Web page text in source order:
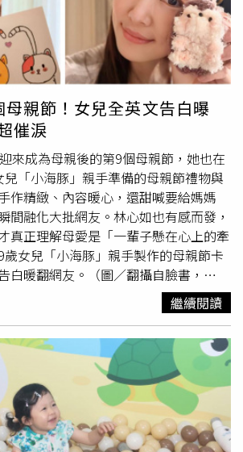
變成全身造型亮點。（圖／品牌提供）
卡，《全明星運動會》經典項目「足球
球」重新回歸。其中五人制足球更找來
小小外援，小朋友們不只選秀環節萌翻
展現驚人腳法，讓兩代偶像頻頻吃癟。
，當場被自己絆倒摔得四腳朝天，笑翻
戰，製作單位還把汽車百貨二樓改造成
驗團隊默契與策略。董哲瑋與貢丸在輪
度快到讓主播蔡尚樺忍不住驚呼：「根
較之下，資深偶像們則在堆輪胎關卡頻
不甘心喊話：「大家別走，有種再跟我
沒人理他，最後只能孤單一人默默收工
大爆笑亮點。
親節！女兒全英文告白曝
催淚
來成為母親後的第9個母親節，她也在
「小海豚」親手準備的母親節禮物與
作精緻、內容暖心，還甜喊要給媽媽
間融化大批網友。林心如也有感而發，
真正理解母愛是「一輩子懸在心上的牽
女兒「小海豚」親手製作的母親節卡
白暖翻網友。（圖／翻攝自臉書，
日前出席活動時就曾透露，女兒早在
待想送出母親節禮物，但最後還是忍
才正式揭曉驚喜。如今她也開心曬出小
，只見除了親手做的小花籃、刺蝟玩偶
十足的卡片。卡片不僅鑲有珍珠
豚更全英文手寫滿滿愛意：「妳是我
妳帶給我快樂與歡笑。妳是我全世界最
最好的人，我很開心人生中有妳。」最
繼續閱讀